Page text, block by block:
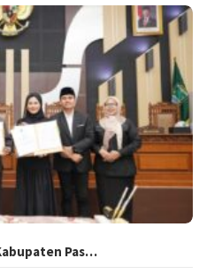
Pas…